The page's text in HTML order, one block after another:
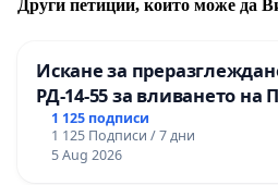
Други петиции, които може да
Искане за
РД-14-55 за вливането на
гимназия по
Професионалната
мениджмънт – гр.
1 125 подписи
1 125 Подписи / 7 дни
5 Aug 2026